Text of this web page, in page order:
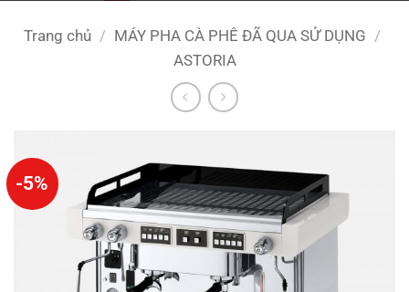
Trang chủ / MÁY PHA CÀ PHÊ ĐÃ QUA SỬ DỤNG /
ASTORIA
-5%